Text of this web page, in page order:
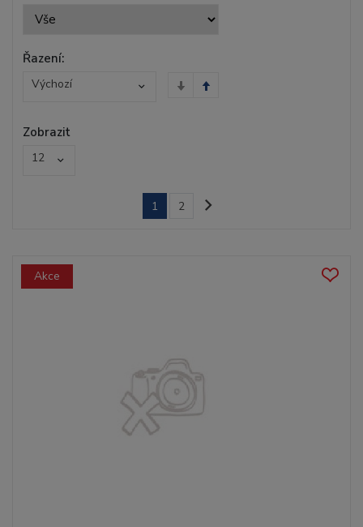
Řazení:
Výchozí
Zobrazit
12
1 2
Akce